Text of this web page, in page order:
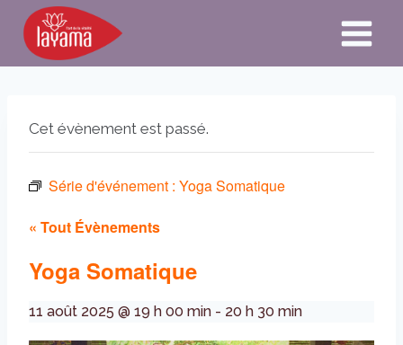
Aller
contenu
Cet évènement est passé.
Série d'événement : Yoga Somatique
« Tout Évènements
Yoga Somatique
11 août 2025 @ 19 h 00 min - 20 h 30 min